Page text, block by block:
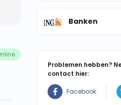
Banken
Problemen hebben?
contact hier:
Facebook